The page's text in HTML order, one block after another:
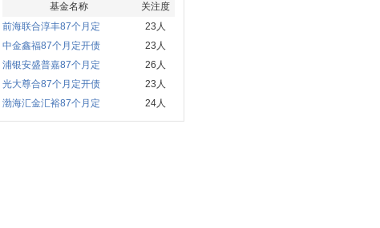
基金名称
关注度
前海联合淳丰87个月定
23人
中金鑫福87个月定开债
23人
浦银安盛普嘉87个月定
26人
光大尊合87个月定开债
23人
渤海汇金汇裕87个月定
24人